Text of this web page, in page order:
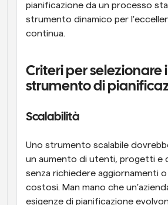
pianificazione da un processo
strumento dinamico per
continua.
Criteri per selezionare
strumento di
Scalabilità
Uno strumento scalabile
un aumento di utenti, progetti e
senza richiedere aggiornamenti
costosi. Man mano che
esigenze di pianificazione